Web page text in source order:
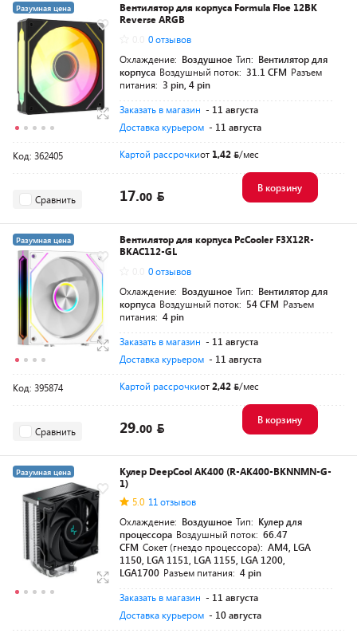
Разумная цена
Вентилятор для корпуса Formula Floe 12BK
Reverse ARGB
0 отзывов
Охлаждение: Воздушное Тип: Вентилятор для
корпуса Воздушный поток: 31.1 CFM Разъем
питания: 3 pin, 4 pin
Заказать в магазин - 11 августа
Доставка курьером - 11 августа
Код: 362405 Картой рассрочкиот 1,42 /мес
Сравнить 17.00
В корзину
Разумная цена
Вентилятор для корпуса PcCooler F3X12R-
BKAC112-GL
0 отзывов
Охлаждение: Воздушное Тип: Вентилятор для
корпуса Воздушный поток: 54 CFM Разъем
питания: 4 pin
Заказать в магазин - 11 августа
Доставка курьером - 11 августа
Код: 395874 Картой рассрочкиот2,42 /мес
Сравнить 29.00
В корзину
Разумная цена
Кулер DeepCool AK400 (R-AK400-BKNNMN-G-
1)
5.0 11 отзывов
Охлаждение: Воздушное Тип: Кулер для
процессора Воздушный поток: 66.47
CFM Сокет (гнездо процессора): AM4, LGA
1150, LGA 1151, LGA 1155, LGA 1200,
LGA1700 Разъем питания: 4 pin
Заказать в магазин - 11 августа
Доставка курьером - 10 августа